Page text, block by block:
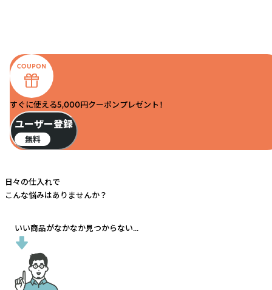
すぐに使える5,000円クーポンプレゼント！
ユーザー登録
無料
日々の仕入れで
こんな悩みはありませんか？
いい商品がなかなか見つからない...